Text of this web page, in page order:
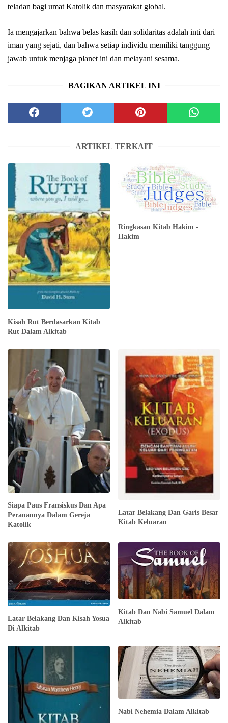
teladan bagi umat Katolik dan masyarakat global.
Ia mengajarkan bahwa belas kasih dan solidaritas adalah inti dari
iman yang sejati, dan bahwa setiap individu memiliki tanggung
jawab untuk menjaga planet ini dan melayani sesama.
BAGIKAN ARTIKEL INI
ARTIKEL TERKAIT
Kisah Rut Berdasarkan Kitab
Rut Dalam Alkitab
Ringkasan Kitab Hakim -
Hakim
Siapa Paus Fransiskus Dan Apa
Peranannya Dalam Gereja
Katolik
Latar Belakang Dan Garis Besar
Kitab Keluaran
Latar Belakang Dan Kisah Yosua
Di Alkitab
Kitab Dan Nabi Samuel Dalam
Alkitab
Nabi Nehemia Dalam Alkitab